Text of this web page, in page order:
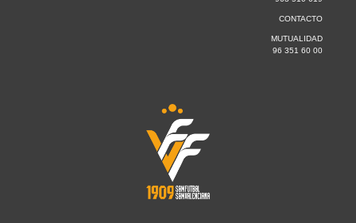
CONTACTO
MUTUALIDAD
96 351 60 00